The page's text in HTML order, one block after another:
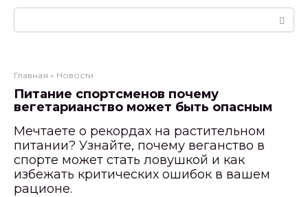
Главная » Новости
Питание спортсменов почему
вегетарианство может быть опасным
Мечтаете о рекордах на растительном
питании? Узнайте, почему веганство в
спорте может стать ловушкой и как
избежать критических ошибок в вашем
рационе.